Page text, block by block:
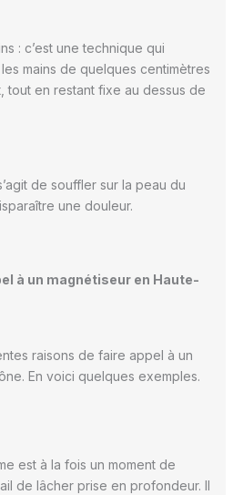
: c’est une technique qui
mains de quelques centimètres
tout en restant fixe au dessus de
de souffler sur la peau du
une douleur.
à un magnétiseur en Haute-
raisons de faire appel à un
En voici quelques exemples.
est à la fois un moment de
de lâcher prise en profondeur. Il